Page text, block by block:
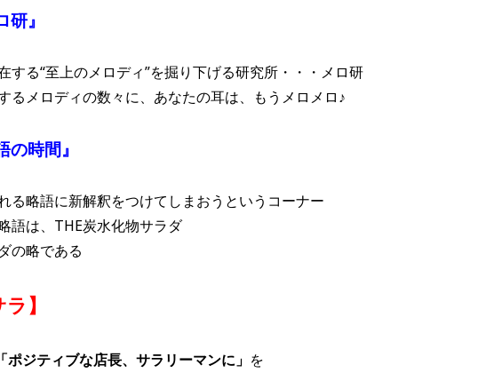
』
する“至上のメロディ”を掘り下げる研究所・・・メロ研
るメロディの数々に、あなたの耳は、もうメロメロ♪
時間』
る略語に新解釈をつけてしまおうというコーナー
語は、THE炭水化物サラダ
の略である
】
ポジティブな店長、サラリーマンに」 を